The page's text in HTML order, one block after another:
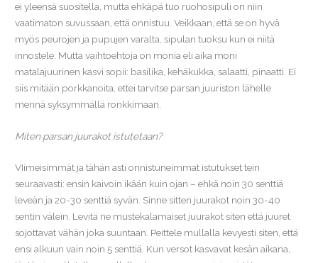
ei yleensä suositella, mutta ehkäpä tuo ruohosipuli on niin
vaatimaton suvussaan, että onnistuu. Veikkaan, että se on hyvä
myös peurojen ja pupujen varalta, sipulan tuoksu kun ei niitä
innostele. Mutta vaihtoehtoja on monia eli aika moni
matalajuurinen kasvi sopii: basilika, kehäkukka, salaatti, pinaatti. Ei
siis mitään porkkanoita, ettei tarvitse parsan juuriston lähelle
mennä syksymmällä ronkkimaan.
Miten parsan juurakot istutetaan?
VIimeisimmät ja tähän asti onnistuneimmat istutukset tein
seuraavasti: ensin kaivoin ikään kuin ojan – ehkä noin 30 senttiä
leveän ja 20-30 senttiä syvän. Sinne sitten juurakot noin 30-40
sentin välein. Levitä ne mustekalamaiset juurakot siten että juuret
sojottavat vähän joka suuntaan. Peittele mullalla kevyesti siten, että
ensi alkuun vain noin 5 senttiä. Kun versot kasvavat kesän aikana,